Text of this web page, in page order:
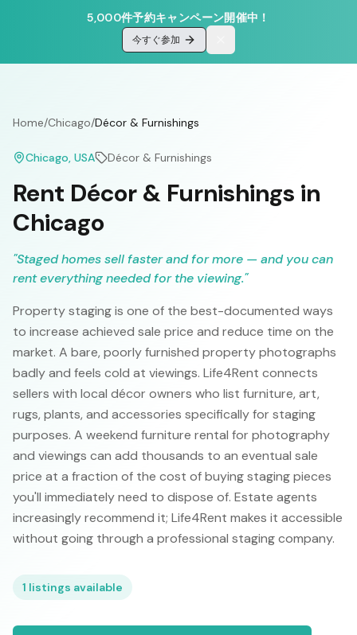
5,000件予約キャンペーン開催中！
今すぐ参加
Home/Chicago/Décor & Furnishings
Chicago, USA Décor & Furnishings
Rent Décor & Furnishings in
Chicago
"Staged homes sell faster and for more — and you can
rent everything needed for the viewing."
Property staging is one of the best-documented ways
to increase achieved sale price and reduce time on the
market. A bare, poorly furnished property photographs
badly and feels cold at viewings. Life4Rent connects
sellers with local décor owners who list furniture, art,
rugs, plants, and accessories specifically for staging
purposes. A weekend furniture rental for photography
and viewings can add thousands to an eventual sale
price at a fraction of the cost of buying staging pieces
you'll immediately need to dispose of. Estate agents
increasingly recommend it; Life4Rent makes it accessible
without going through a professional staging company.
1 listings available